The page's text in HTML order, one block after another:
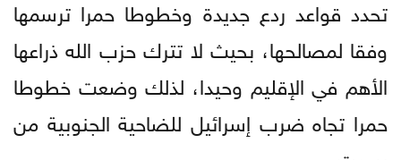
تحدد قواعد ردع جديدة وخطوطا حمرا ترسمها
وفقا لمصالحها، بحيث لا تترك حزب الله ذراعها
الأهم في الإقليم وحيدا، لذلك وضعت خطوطا
حمرا تجاه ضرب إسرائيل للضاحية الجنوبية من